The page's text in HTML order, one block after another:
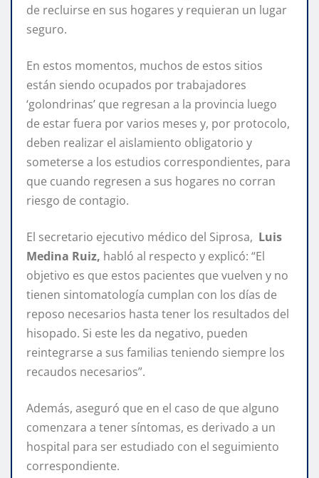
de recluirse en sus hogares y requieran un lugar
seguro.
En estos momentos, muchos de estos sitios
están siendo ocupados por trabajadores
‘golondrinas’ que regresan a la provincia luego
de estar fuera por varios meses y, por protocolo,
deben realizar el aislamiento obligatorio y
someterse a los estudios correspondientes, para
que cuando regresen a sus hogares no corran
riesgo de contagio.
El secretario ejecutivo médico del Siprosa, Luis
Medina Ruiz, habló al respecto y explicó: “El
objetivo es que estos pacientes que vuelven y no
tienen sintomatología cumplan con los días de
reposo necesarios hasta tener los resultados del
hisopado. Si este les da negativo, pueden
reintegrarse a sus familias teniendo siempre los
recaudos necesarios”.
Además, aseguró que en el caso de que alguno
comenzara a tener síntomas, es derivado a un
hospital para ser estudiado con el seguimiento
correspondiente.